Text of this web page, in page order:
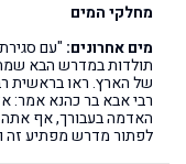
מחלקי המים
מים אחרונים: "עם
תולדות במדרש הבא
של הארץ. ראו בראשית
רבי אבא בר כהנא אמר:
האדמה בעבורך, אף אתה
לפתור מדרש מפתיע זה